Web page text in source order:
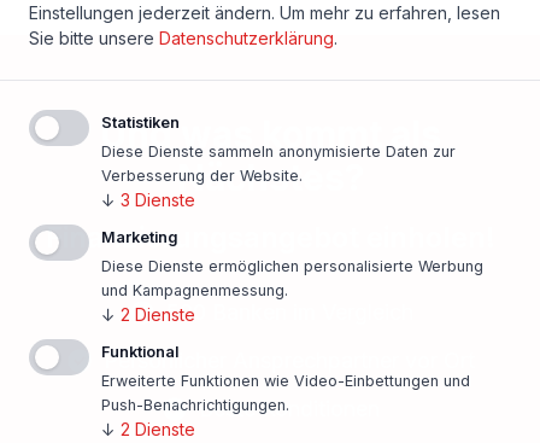
Und was kommt als
Nächstes?
Finanzierungsangebot einholen!
500 Banken im Vergleich
Persönlicher Ansprechpartner vor Ort
Beste Konditionen
Einstellungen jederzeit ändern. Um mehr zu erfahren, lesen
Sie bitte unsere Datenschutzerklärung.
Statistiken
Diese Dienste sammeln anonymisierte Daten zur
Verbesserung der Website.
↓ 3 Dienste
Marketing
Diese Dienste ermöglichen personalisierte Werbung
und Kampagnenmessung.
↓ 2 Dienste
Funktional
Erweiterte Funktionen wie Video-Einbettungen und
Push-Benachrichtigungen.
↓ 2 Dienste